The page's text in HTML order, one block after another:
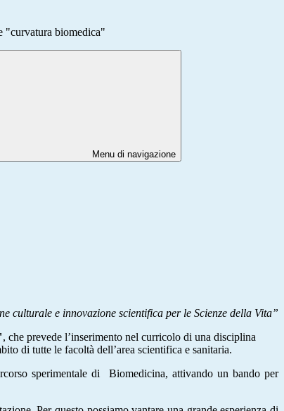
"curvatura biomedica"
Menu di navigazione
culturale e innovazione scientifica per le Scienze della Vita”
, che prevede l’inserimento nel curricolo di una disciplina
di tutte le facoltà dell’area scientifica e sanitaria.
sperimentale di
Biomedicina, attivando un bando per